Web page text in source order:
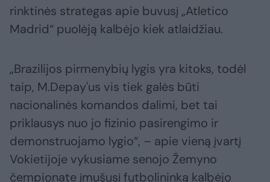
rinktinės strategas apie buvusį „Atletico
Madrid“ puolėją kalbėjo kiek atlaidžiau.
„Brazilijos pirmenybių lygis yra kitoks, todėl
taip, M.Depay'us vis tiek galės būti
nacionalinės komandos dalimi, bet tai
priklausys nuo jo fizinio pasirengimo ir
demonstruojamo lygio“, – apie vieną įvartį
Vokietijoje vykusiame senojo Žemyno
čempionate įmušusį futbolininką kalbėjo